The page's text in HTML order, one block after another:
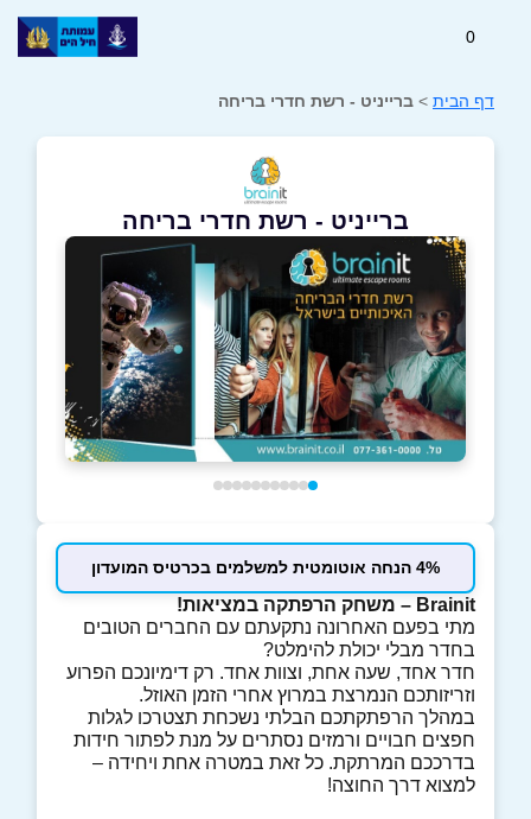
0
דף הבית > ברייניט - רשת חדרי בריחה
ברייניט - רשת חדרי בריחה
4% הנחה אוטומטית למשלמים בכרטיס המועדון
Brainit – משחק הרפתקה במציאות!
מתי בפעם האחרונה נתקעתם עם החברים הטובים
בחדר מבלי יכולת להימלט?
חדר אחד, שעה אחת, וצוות אחד. רק דימיונכם הפרוע
וזריזותכם הנמרצת במרוץ אחרי הזמן האוזל.
במהלך הרפתקתכם הבלתי נשכחת תצטרכו לגלות
חפצים חבויים ורמזים נסתרים על מנת לפתור חידות
בדרככם המרתקת. כל זאת במטרה אחת ויחידה –
למצוא דרך החוצה!